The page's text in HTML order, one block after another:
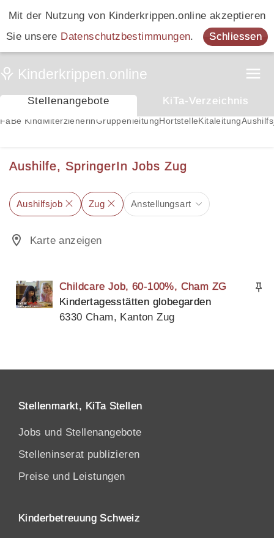
Mit der Nutzung von Kinderkrippen.online akzeptieren
Sie unsere Datenschutzbestimmungen. Schliessen
Stellenangebote KiTa-Verzeichnis
FaBe Kind MiterzieherinGruppenleitung Hortstelle Kitaleitung
Aushilfe, SpringerIn Jobs Zug
Aushilfsjob Zug Anstellungsart
Karte anzeigen
Childcare Job, 60-100%, Cham ZG
Kindertagesstätten globegarden
6330 Cham, Kanton Zug
Stellenmarkt, KiTa Stellen
Jobs und Stellenangebote
Stelleninserat publizieren
Preise und Leistungen
Kinderbetreuung Schweiz